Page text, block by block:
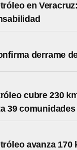
en
derrame
cubre 230
39 comunidades
avanza